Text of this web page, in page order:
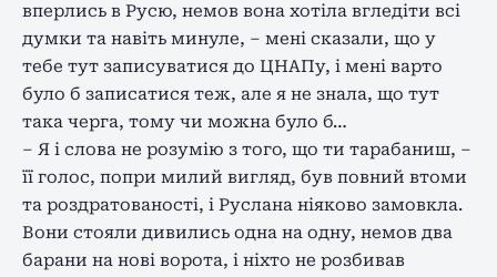
вперлись в Русю, немов вона хотіла вгледіти всі
думки та навіть минуле, – мені сказали, що у
тебе тут записуватися до ЦНАПу, і мені варто
було б записатися теж, але я не знала, що тут
така черга, тому чи можна було б…
– Я і слова не розумію з того, що ти тарабаниш, –
її голос, попри милий вигляд, був повний втоми
та роздратованості, і Руслана ніяково замовкла.
Вони стояли дивились одна на одну, немов два
барани на нові ворота, і ніхто не розбивав